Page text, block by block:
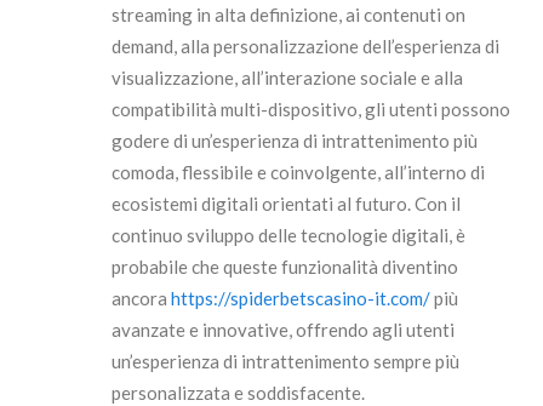
streaming in alta definizione, ai contenuti on
demand, alla personalizzazione dell’esperienza di
visualizzazione, all’interazione sociale e alla
compatibilità multi-dispositivo, gli utenti possono
godere di un’esperienza di intrattenimento più
comoda, flessibile e coinvolgente, all’interno di
ecosistemi digitali orientati al futuro. Con il
continuo sviluppo delle tecnologie digitali, è
probabile che queste funzionalità diventino
ancorahttps://spiderbetscasino-it.com/più
avanzate e innovative, offrendo agli utenti
un’esperienza di intrattenimento sempre più
personalizzata e soddisfacente.